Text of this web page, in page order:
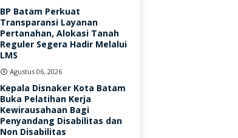
BP Batam Perkuat
Transparansi Layanan
Pertanahan, Alokasi Tanah
Reguler Segera Hadir Melalui
LMS
Agustus 06, 2026
Kepala Disnaker Kota Batam
Buka Pelatihan Kerja
Kewirausahaan Bagi
Penyandang Disabilitas dan
Non Disabilitas